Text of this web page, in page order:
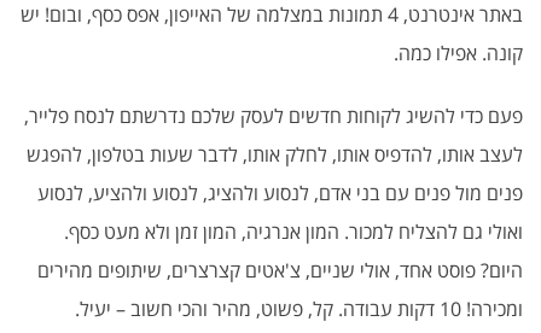
באתר אינטרנט, 4 תמונות במצלמה של האייפון, אפס כסף, ובום! יש
קונה. אפילו כמה.
פעם כדי להשיג לקוחות חדשים לעסק שלכם נדרשתם לנסח פלייר,
לעצב אותו, להדפיס אותו, לחלק אותו, לדבר שעות בטלפון, להפגש
פנים מול פנים עם בני אדם, לנסוע ולהציג, לנסוע ולהציע, לנסוע
ואולי גם להצליח למכור. המון אנרגיה, המון זמן ולא מעט כסף.
היום? פוסט אחד, אולי שניים, צ'אטים קצרצרים, שיתופים מהירים
ומכירה! 10 דקות עבודה. קל, פשוט, מהיר והכי חשוב – יעיל.